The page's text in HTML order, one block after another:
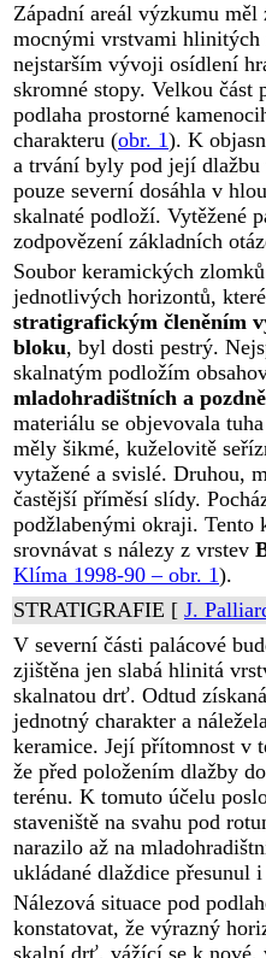
Západní areál výzkumu měl
mocnými vrstvami hlinitých
nejstarším vývoji osídlení
skromné stopy. Velkou
podlaha prostorné
charakteru (obr. 1). K
a trvání byly pod její dlažbu
pouze severní dosáhla v
skalnaté podloží. Vytěžené
zodpovězení základních
Soubor keramických
jednotlivých horizontů,
stratigrafickým členěním
bloku, byl dosti pestrý.
skalnatým podložím
mladohradištních a
materiálu se objevovala
měly šikmé, kuželovitě
vytažené a svislé. Druhou,
častější příměsí slídy.
podžlabenými okraji. Tento
srovnávat s nálezy z vrstev
Klíma 1998-90 – obr. 1).
STRATIGRAFIE [ J.
V severní části palácové
zjištěna jen slabá hlinitá
skalnatou drť. Odtud
jednotný charakter a
keramice. Její přítomnost v
že před položením dlažby
terénu. K tomuto účelu
staveniště na svahu pod
narazilo až na
ukládané dlaždice přesunul
Nálezová situace pod
konstatovat, že výrazný
skalní drť, vážící se k nové,